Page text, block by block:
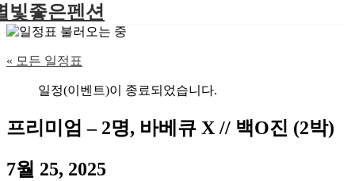
빛좋은펜션
« 모든 일정표
일정(이벤트)이 종료되었습니다.
프리미엄 – 2명, 바베큐 X // 백O진 (2박)
7월 25, 2025